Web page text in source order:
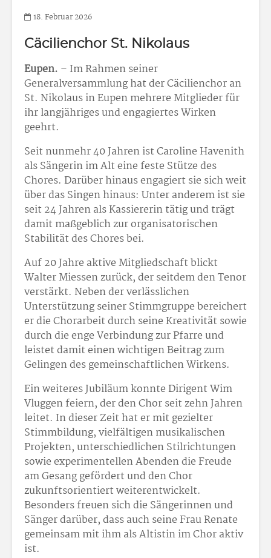
18. Februar 2026
Cäcilienchor St. Nikolaus
Eupen. – Im Rahmen seiner
Generalversammlung hat der Cäcilienchor an
St. Nikolaus in Eupen mehrere Mitglieder für
ihr langjähriges und engagiertes Wirken
geehrt.
Seit nunmehr 40 Jahren ist Caroline Havenith
als Sängerin im Alt eine feste Stütze des
Chores. Darüber hinaus engagiert sie sich weit
über das Singen hinaus: Unter anderem ist sie
seit 24 Jahren als Kassiererin tätig und trägt
damit maßgeblich zur organisatorischen
Stabilität des Chores bei.
Auf 20 Jahre aktive Mitgliedschaft blickt
Walter Miessen zurück, der seitdem den Tenor
verstärkt. Neben der verlässlichen
Unterstützung seiner Stimmgruppe bereichert
er die Chorarbeit durch seine Kreativität sowie
durch die enge Verbindung zur Pfarre und
leistet damit einen wichtigen Beitrag zum
Gelingen des gemeinschaftlichen Wirkens.
Ein weiteres Jubiläum konnte Dirigent Wim
Vluggen feiern, der den Chor seit zehn Jahren
leitet. In dieser Zeit hat er mit gezielter
Stimmbildung, vielfältigen musikalischen
Projekten, unterschiedlichen Stilrichtungen
sowie experimentellen Abenden die Freude
am Gesang gefördert und den Chor
zukunftsorientiert weiterentwickelt.
Besonders freuen sich die Sängerinnen und
Sänger darüber, dass auch seine Frau Renate
gemeinsam mit ihm als Altistin im Chor aktiv
ist.